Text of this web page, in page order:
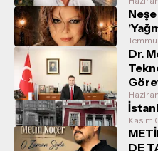
Dr.
Kasım
METİN
DE